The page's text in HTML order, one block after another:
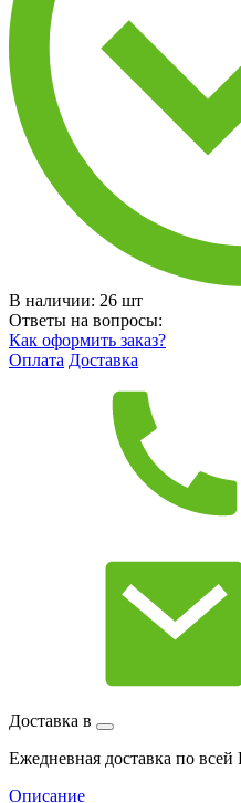
В наличии: 26 шт
Ответы на вопросы:
Как оформить заказ?
Оплата Доставка
Доставка в
Ежедневная доставка по всей
Описание